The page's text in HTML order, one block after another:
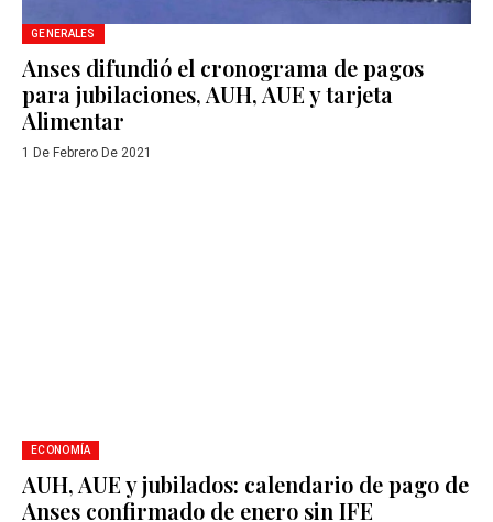
GENERALES
Anses difundió el cronograma de pagos
para jubilaciones, AUH, AUE y tarjeta
Alimentar
1 De Febrero De 2021
ECONOMÍA
AUH, AUE y jubilados: calendario de pago de
Anses confirmado de enero sin IFE